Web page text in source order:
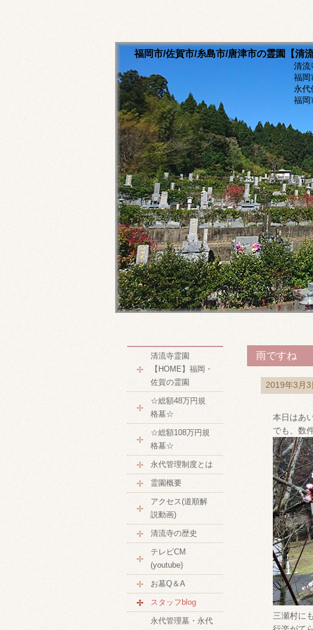
福岡市/佐賀市/糸島市/唐津市の霊園【清
清流寺霊園のホームページへ
福岡
永代供養ご相談ください。激安
福岡市内・佐賀市内・糸島市
雨ですね
2019年3月
本日はあ
でも、数
三瀬村に
清流寺霊園
【HOME】福岡・
佐賀の霊園
☆総額48万円規
格墓☆
☆総額108万円規
格墓☆
永代管理制度とは
霊園概要
アクセス(道順解
説動画)
清流寺の歴史
テレビCM
(youtube)
お墓Q＆A
スタッフblog
永代管理墓・永代